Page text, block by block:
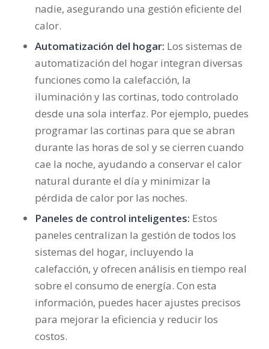
nadie, asegurando una gestión eficiente del
calor.
Automatización del hogar: Los sistemas de
automatización del hogar integran diversas
funciones como la calefacción, la
iluminación y las cortinas, todo controlado
desde una sola interfaz. Por ejemplo, puedes
programar las cortinas para que se abran
durante las horas de sol y se cierren cuando
cae la noche, ayudando a conservar el calor
natural durante el día y minimizar la
pérdida de calor por las noches.
Paneles de control inteligentes: Estos
paneles centralizan la gestión de todos los
sistemas del hogar, incluyendo la
calefacción, y ofrecen análisis en tiempo real
sobre el consumo de energía. Con esta
información, puedes hacer ajustes precisos
para mejorar la eficiencia y reducir los
costos.